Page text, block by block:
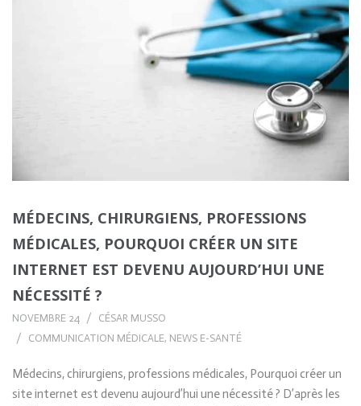
MÉDECINS, CHIRURGIENS, PROFESSIONS
MÉDICALES, POURQUOI CRÉER UN SITE
INTERNET EST DEVENU AUJOURD’HUI UNE
NÉCESSITÉ ?
NOVEMBRE 24
CÉSAR MUSSO
COMMUNICATION MÉDICALE, NEWS E-SANTÉ
Médecins, chirurgiens, professions médicales, Pourquoi créer un
site internet est devenu aujourd’hui une nécessité ? D’après les